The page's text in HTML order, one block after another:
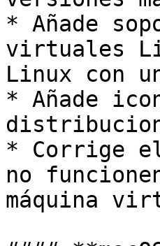
* Añade
virtuales
Linux con
* Añade
* Corrige
no
máquina